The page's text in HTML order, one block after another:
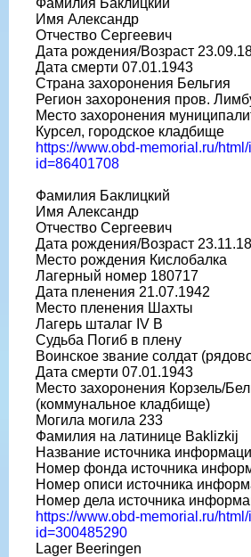
Фамилия Баклицкий
Имя Александр
Отчество Сергеевич
Дата рождения/Возраст
Дата смерти 07.01.1943
Страна захоронения Бельгия
Регион захоронения пров.
Место захоронения
Курсел, городское кладбище
https://www.obd-memorial.ru/
id=86401708
Фамилия Баклицкий
Имя Александр
Отчество Сергеевич
Дата рождения/Возраст
Место рождения Кислобалка
Лагерный номер 180717
Дата пленения 21.07.1942
Место пленения Шахты
Лагерь шталаг IV B
Судьба Погиб в плену
Воинское звание солдат
Дата смерти 07.01.1943
Место захоронения Корзель/
(коммунальное кладбище)
Могила могила 233
Фамилия на латинице Baklizkij
Название источника
Номер фонда источника
Номер описи источника
Номер дела источника
https://www.obd-memorial.ru/
id=300485290
Lager Beeringen